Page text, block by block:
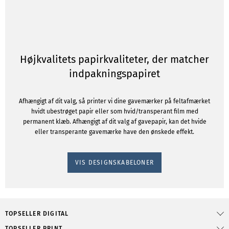
Højkvalitets papirkvaliteter, der matcher
indpakningspapiret
Afhængigt af dit valg, så printer vi dine gavemærker på feltafmærket
hvidt ubestrøget papir eller som hvid/transperant film med
permanent klæb. Afhængigt af dit valg af gavepapir, kan det hvide
eller transperante gavemærke have den ønskede effekt.
VIS DESIGNSKABELONER
TOPSELLER DIGITAL